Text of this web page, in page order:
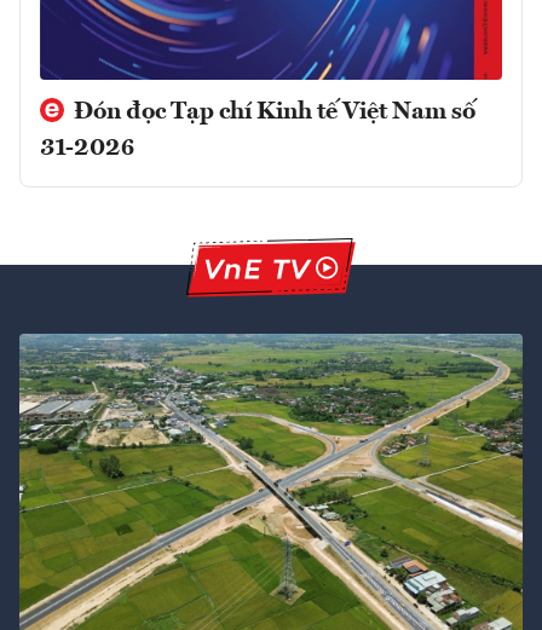
Đón đọc Tạp chí Kinh tế Việt Nam số
31-2026